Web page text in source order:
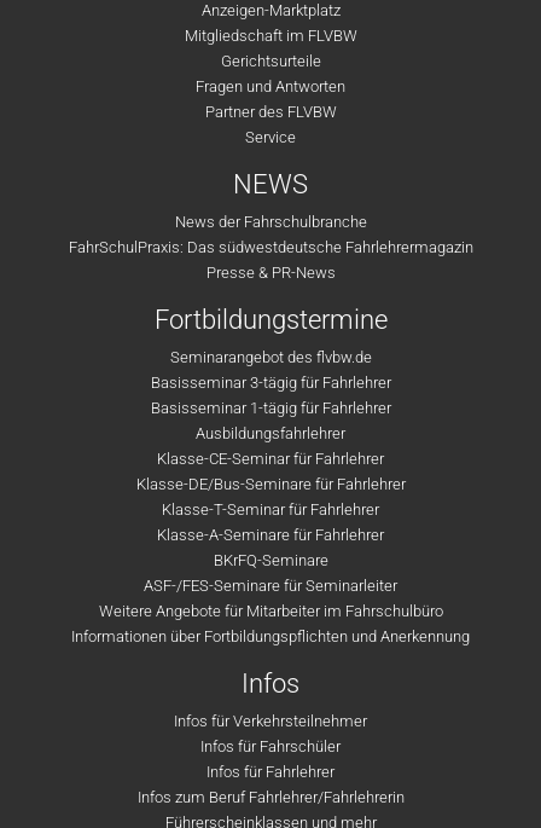
Anzeigen-Marktplatz
Mitgliedschaft im FLVBW
Gerichtsurteile
Fragen und Antworten
Partner des FLVBW
Service
NEWS
News der Fahrschulbranche
FahrSchulPraxis: Das südwestdeutsche Fahrlehrermagazin
Presse & PR-News
Fortbildungstermine
Seminarangebot des flvbw.de
Basisseminar 3-tägig für Fahrlehrer
Basisseminar 1-tägig für Fahrlehrer
Ausbildungsfahrlehrer
Klasse-CE-Seminar für Fahrlehrer
Klasse-DE/Bus-Seminare für Fahrlehrer
Klasse-T-Seminar für Fahrlehrer
Klasse-A-Seminare für Fahrlehrer
BKrFQ-Seminare
ASF-/FES-Seminare für Seminarleiter
Weitere Angebote für Mitarbeiter im Fahrschulbüro
Informationen über Fortbildungspflichten und Anerkennung
Infos
Infos für Verkehrsteilnehmer
Infos für Fahrschüler
Infos für Fahrlehrer
Infos zum Beruf Fahrlehrer/Fahrlehrerin
Führerscheinklassen und mehr